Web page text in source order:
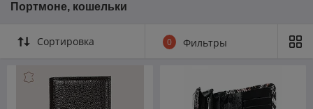
Портмоне, кошельки
Сортировка 0 Фильтры